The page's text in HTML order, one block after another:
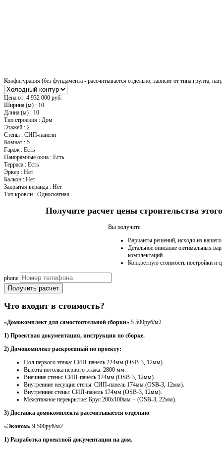
Конфигурация (без фундамента - рассчитывается отдельно, зависит от типа грунта,
Цена от: 4 932 000 руб.
Ширина (м) : 10
Длина (м) : 10
Тип строения : Дом
Этажей : 2
Стены : СИП-панели
Комнат : 5
Гараж: Есть
Панорамные окна : Есть
Терраса : Есть
Эркер : Нет
Балкон : Нет
Закрытая веранда : Нет
Тип кровли : Односкатная
Получите расчет цены строительства
Вы получите:
Варианты решений, исходя из
Детальное описание оптимальных
комплектаций
Конкретную стоимость постройки и
phone
Получить расчет
Что входит в стоимость?
«Домокомплект для самостоятельной сборки» 5 500руб/м2
1) Проектная документация, инструкция по сборке.
2) Домокомплект раскроенный по проекту:
Пол первого этажа: СИП-панель 224мм (OSB-3, 12мм).
Высота потолка первого этажа: 2800 мм.
Внешние стены: СИП-панель 174мм (OSB-3, 12мм).
Внутренние несущие стены: СИП-панель 174мм (OSB-3, 12мм).
Внутренние стены: СИП-панель 174мм (OSB-3, 12мм).
Межэтажное перекрытие: Брус 200х100мм + (OSB-3, 22мм).
3) Доставка домокомплекта рассчитывается отдельно
«Эконом» 9 500руб/м2
1) Разработка проектной документации на дом.